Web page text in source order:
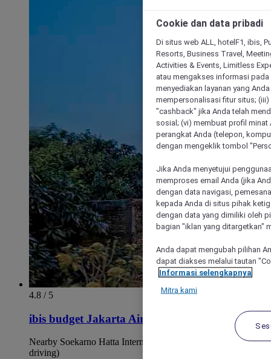
4.8 / 5
ibis budget Jakarta Airport
Nearby Soekarno Hatta International Airport (10 minutes
driving)
Cookie dan data pribadi
Di situs web ALL, hotelF1, ibis,
Resorts, Business Travel,
Activities & Events, Limitless
atau mengakses informasi
menyediakan layanan yang
mempersonalisasi fitur situs;
"cashback" jika Anda telah
sosial; (vi) membuat profil
perangkat Anda (telepon,
dengan mengeklik tombol
Jika Anda menyetujui
memproses email Anda (jika
dengan data navigasi,
kepada Anda di situs pihak
dengan data yang dimiliki oleh
bagian "iklan yang ditargetkan"
Anda dapat mengubah pilihan
dapat diakses melalui tautan
Informasi selengkapnya
Mitra kami